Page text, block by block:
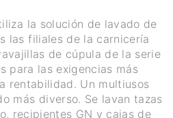
la solución de lavado de
las filiales de la carnicería
de cúpula de la serie
para las exigencias más
rentabilidad. Un multiusos
más diverso. Se lavan tazas
recipientes GN y cajas de